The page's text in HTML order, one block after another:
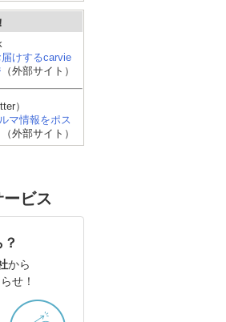
けするcarvie
（外部サイト）
）
マ情報をポス
（外部サイト）
ビス
から
せ！